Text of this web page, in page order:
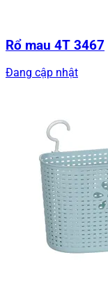
Rổ mau 4T 3467
Đang cập nhật